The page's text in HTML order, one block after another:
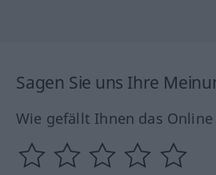
Sagen Sie uns Ihre
Wie gefällt Ihnen das